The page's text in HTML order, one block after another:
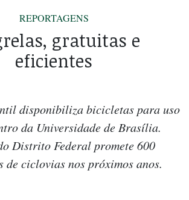
REPORTAGENS
gratuitas e
eficientes
disponibiliza bicicletas para uso
da Universidade de Brasília.
Distrito Federal promete 600
de ciclovias nos próximos anos.